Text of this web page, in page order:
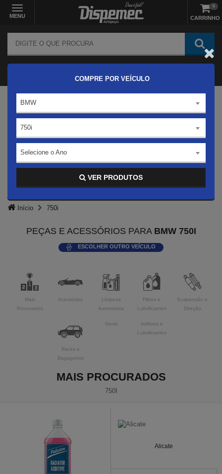
MENU CARRINHO
0
COMPRE POR VEÍCULO
BMW
750i
Selecione o Ano
VER PRODUTOS
Início 750i
PEÇAS E ACESSÓRIOS PARA BMW 750I
ESCOLHER OUTRO VEÍCULO
Mais
Procurados
Acessórios
Limpeza
Automotiva
Filtros e
Lubrificantes
Suspensão e
Direção
Racks e
Bagageiros
Geral
Aditivos e
Lubrificantes
MAIS PROCURADOS
750I
Alicate